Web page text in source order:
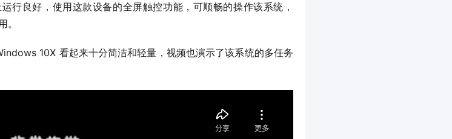
行良好，使用这款设备的全屏触控功能，可顺畅的操作该系统，
10X 看起来十分简洁和轻量，视频也演示了该系统的多任务